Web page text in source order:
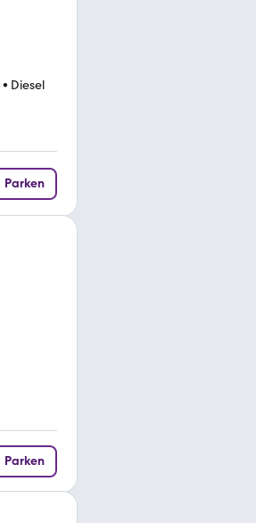
• Diesel
Parken
Parken